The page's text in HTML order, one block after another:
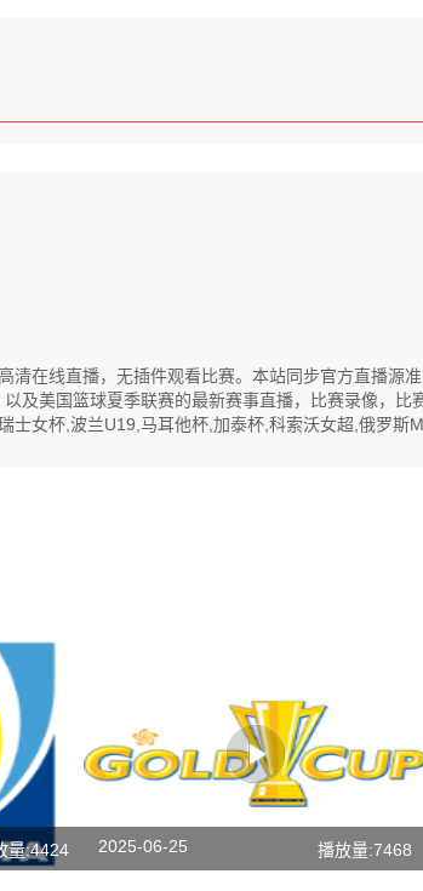
在线直播，无插件观看比赛。本站同步官方直播源
及美国篮球夏季联赛的最新赛事直播，比赛录像，比
女杯,波兰U19,马耳他杯,加泰杯,科索沃女超,俄罗斯
量:4424 2025-06-25 播放量:7468